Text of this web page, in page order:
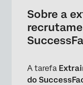
Configuração
dados de
Solução de
Sobre a
A tarefa
do